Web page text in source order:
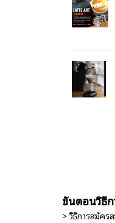
ขั้นตอนวิธีก
> วิธีการสมัคร